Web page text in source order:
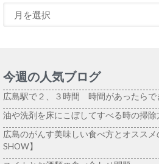
今週の人気ブログ
広島駅で２、３時間 時間があったらで
油や洗剤を床にこぼしてすべる時の掃除
広島のがんす美味しい食べ方とオスス
SHOW】